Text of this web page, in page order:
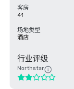
客房
41
场地类型
酒店
行业评级
Northstar